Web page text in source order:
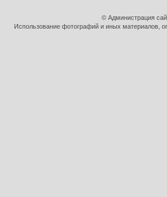
© Администрация
Использование фотографий и иных материалов,